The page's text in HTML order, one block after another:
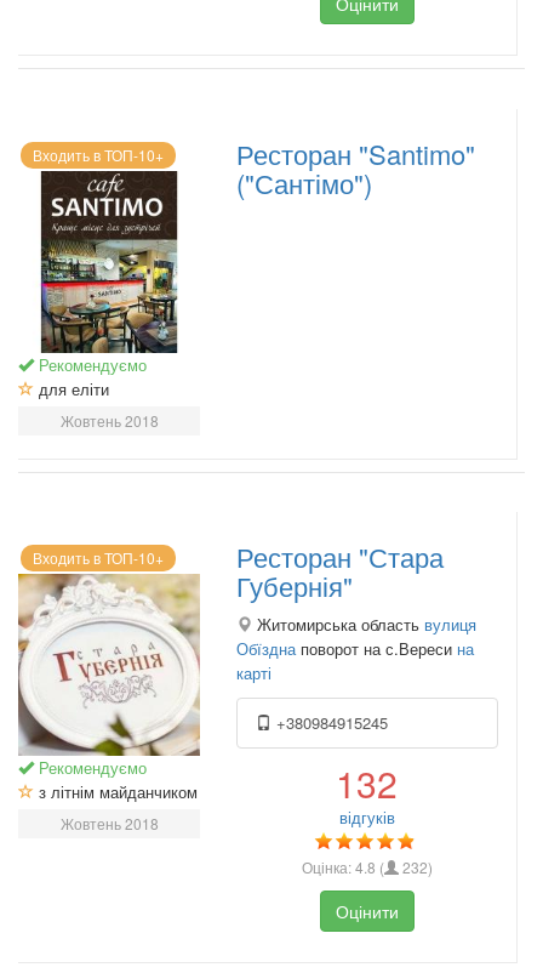
Входить в ТОП-10+
Рекомендуємо
для еліти
Жовтень 2018
Ресторан "Santimo"
("Сантімо")
Входить в ТОП-10+
Рекомендуємо
з літнім майданчиком
Жовтень 2018
Ресторан "Стара
Губернія"
Житомирська область вулиця
Обїзднаповорот на с.Вереси на
карті
+380984915245
132
відгуків
Оцінка:4.8 ( 232)
Оцінити